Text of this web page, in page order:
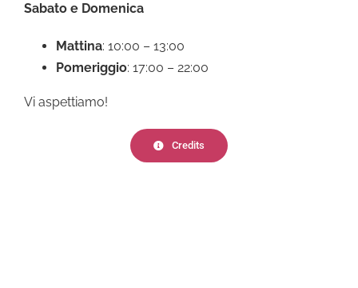
Sabato e Domenica
Mattina: 10:00 – 13:00
Pomeriggio: 17:00 – 22:00
Vi aspettiamo!
Credits